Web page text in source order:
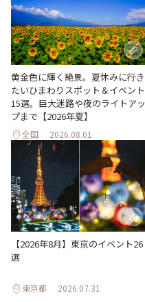
黄金色に輝く絶景。夏休みに行き
たいひまわりスポット＆イベント
15選。巨大迷路や夜のライトアッ
プまで【2026年夏】
全国 2026.08.01
【2026年8月】東京のイベント26
選
東京都 2026.07.31